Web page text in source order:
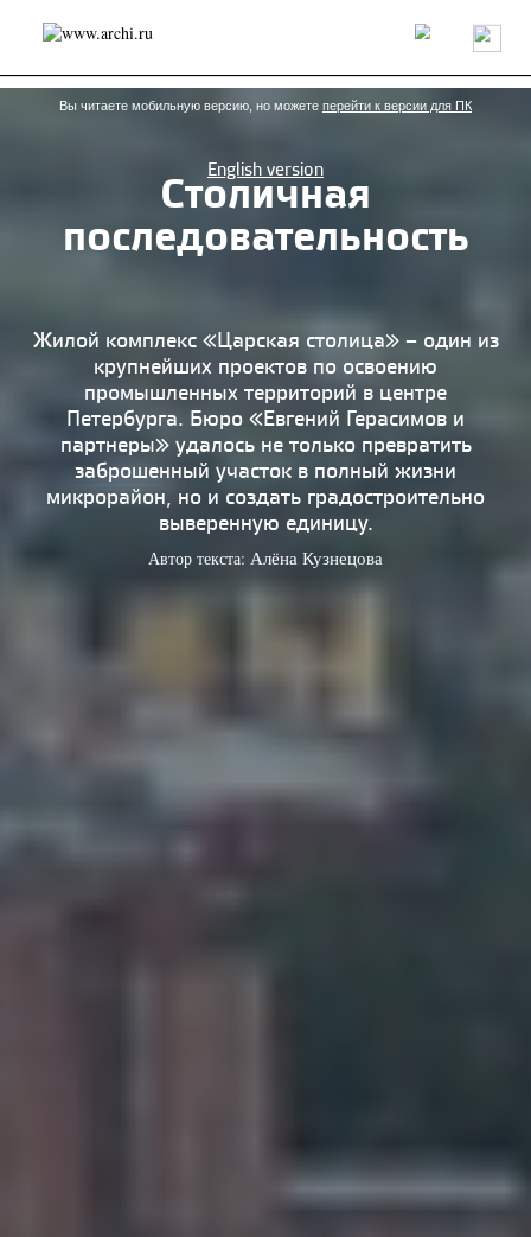
Россия Мир Технологии Интерьер Пресса
Архитекторы
Проекты
Конкурсы События Книги Вакансии
Анонсы конкурсов
Блог
Обзор
Объект
Результаты конкурса
Книги
Наследие Образование
Урбанистика
Вы читаете мобильную версию, но можете перейти к версии для ПК
English version
Столичная
последовательность
Жилой комплекс «Царская столица» – один из
крупнейших проектов по освоению
промышленных территорий в центре
Петербурга. Бюро «Евгений Герасимов и
партнеры» удалось не только превратить
заброшенный участок в полный жизни
микрорайон, но и создать градостроительно
выверенную единицу.
Автор текста: Алёна Кузнецова